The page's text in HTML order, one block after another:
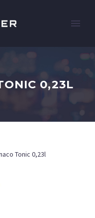
0,23L
Tonic 0,23l